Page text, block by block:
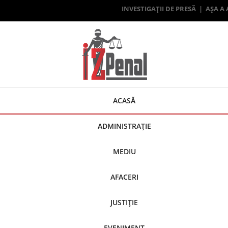
INVESTIGAȚII DE PRESĂ | AȘA A
ACASĂ
ADMINISTRAȚIE
MEDIU
AFACERI
JUSTIȚIE